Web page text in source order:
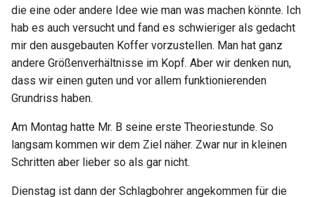
die eine oder andere Idee wie man was machen könnte. Ich
hab es auch versucht und fand es schwieriger als gedacht
mir den ausgebauten Koffer vorzustellen. Man hat ganz
andere Größenverhältnisse im Kopf. Aber wir denken nun,
dass wir einen guten und vor allem funktionierenden
Grundriss haben.
Am Montag hatte Mr. B seine erste Theoriestunde. So
langsam kommen wir dem Ziel näher. Zwar nur in kleinen
Schritten aber lieber so als gar nicht.
Dienstag ist dann der Schlagbohrer angekommen für die